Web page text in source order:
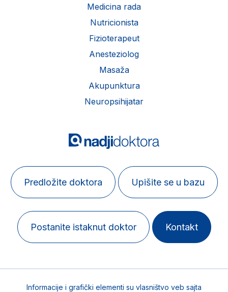
Medicina rada
Nutricionista
Fizioterapeut
Anesteziolog
Masaža
Akupunktura
Neuropsihijatar
Predložite doktora Upišite se u bazu
Postanite istaknut doktor Kontakt
Informacije i grafički elementi su vlasništvo veb sajta